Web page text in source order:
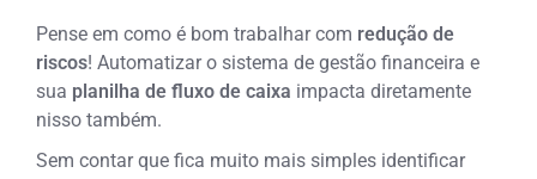
Pense em como é bom trabalhar com redução de
riscos! Automatizar o sistema de gestão financeira e
sua planilha de fluxo de caixa impacta diretamente
nisso também.
Sem contar que fica muito mais simples identificar